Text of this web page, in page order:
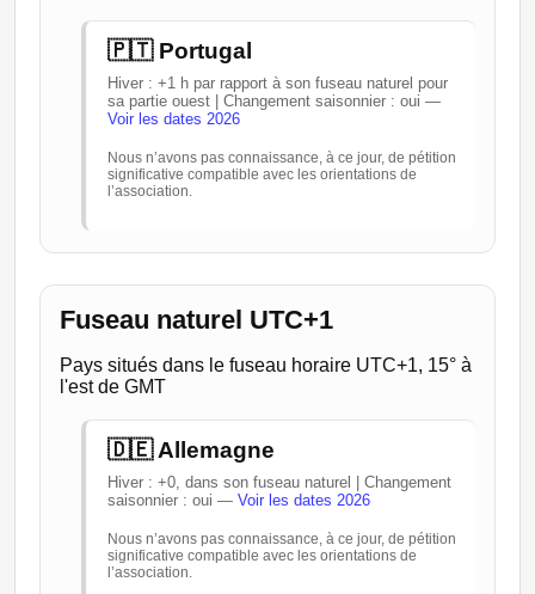
🇵🇹 Portugal
Hiver : +1 h par rapport à son fuseau naturel pour
sa partie ouest | Changement saisonnier : oui —
Voir les dates 2026
Nous n’avons pas connaissance, à ce jour, de pétition
significative compatible avec les orientations de
l’association.
Fuseau naturel UTC+1
Pays situés dans le fuseau horaire UTC+1, 15° à
l'est de GMT
🇩🇪 Allemagne
Hiver : +0, dans son fuseau naturel | Changement
saisonnier : oui — Voir les dates 2026
Nous n’avons pas connaissance, à ce jour, de pétition
significative compatible avec les orientations de
l’association.